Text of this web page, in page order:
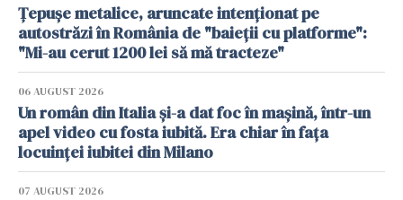
Țepușe metalice, aruncate intenționat pe
autostrăzi în România de "baieții cu platforme":
"Mi-au cerut 1200 lei să mă tracteze"
06 AUGUST 2026
Un român din Italia și-a dat foc în mașină, într-un
apel video cu fosta iubită. Era chiar în fața
locuinței iubitei din Milano
07 AUGUST 2026